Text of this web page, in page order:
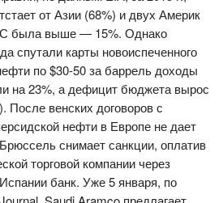
от Азии (68%) и двух Америк
была выше — 15%. Однако
спутали карты новоиспеченного
по $30-50 за баррель доходы
на 23%, а дефицит бюджета вырос
венских договоров с
нефти в Европе не дает
снимает санкции, оплатив
торговой компании через
банк. Уже 5 января, по